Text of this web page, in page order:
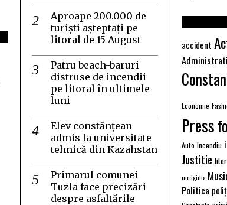
Aproape 200.000 de
turiști așteptați pe
litoral de 15 August
Patru beach-baruri
distruse de incendii
pe litoral în ultimele
luni
Elev constănțean
admis la universitate
tehnică din Kazahstan
Primarul comunei
Tuzla face precizări
despre asfaltările
accident
Economie
Press
Auto Incendiu
Justitie
medgidia
Politica